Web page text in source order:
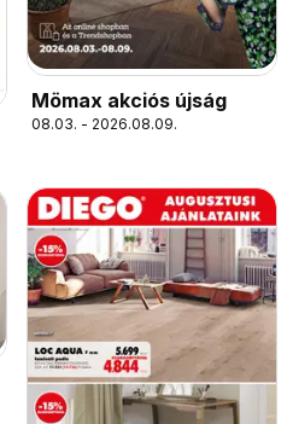
Mömax akciós újság
08.03. - 2026.08.09.